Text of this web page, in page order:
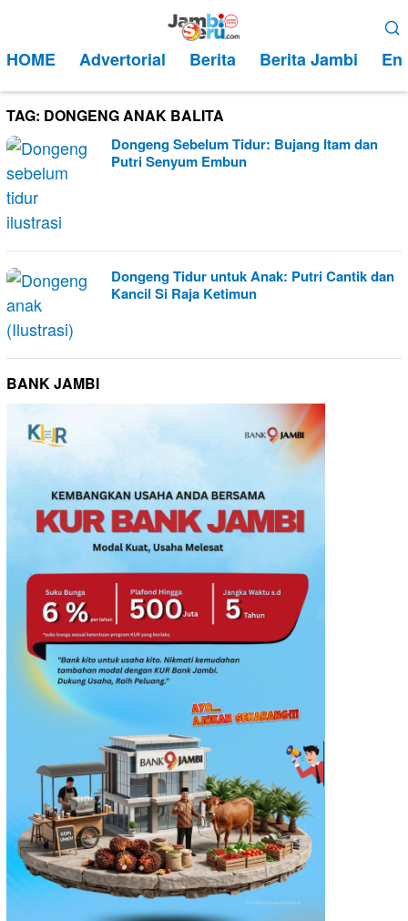
kontenMobile
HOME Advertorial Berita Berita Jambi
TAG: DONGENG ANAK BALITA
Dongeng Sebelum Tidur: Bujang Itam dan
Putri Senyum Embun
Dongeng Tidur untuk Anak: Putri Cantik dan
Kancil Si Raja Ketimun
BANK JAMBI